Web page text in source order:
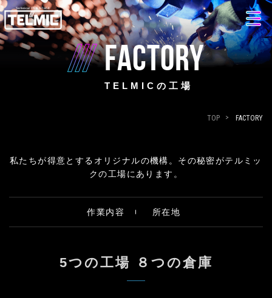
FACTORY
TELMICの工場
TOP FACTORY
私たちが得意とするオリジナルの機構。その秘密がテルミッ
クの工場にあります。
作業内容 所在地
5つの工場 ８つの倉庫